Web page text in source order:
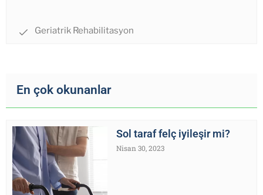
Geriatrik Rehabilitasyon
En çok okunanlar
Sol taraf felç iyileşir mi?
Nisan 30, 2023